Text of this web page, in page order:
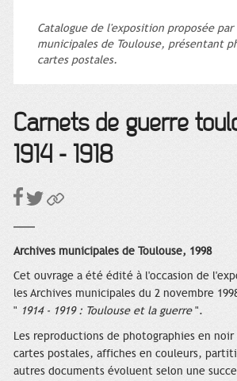
Catalogue de l'exposition proposée par
municipales de Toulouse, présentant
cartes postales.
Carnets de guerre
1914 - 1918
Archives municipales de Toulouse, 1998
Cet ouvrage a été édité à l'occasion de
les Archives municipales du 2 novembre
" 1914 - 1919 : Toulouse et la guerre".
Les reproductions de photographies en
cartes postales, affiches en couleurs,
autres documents évoluent selon une